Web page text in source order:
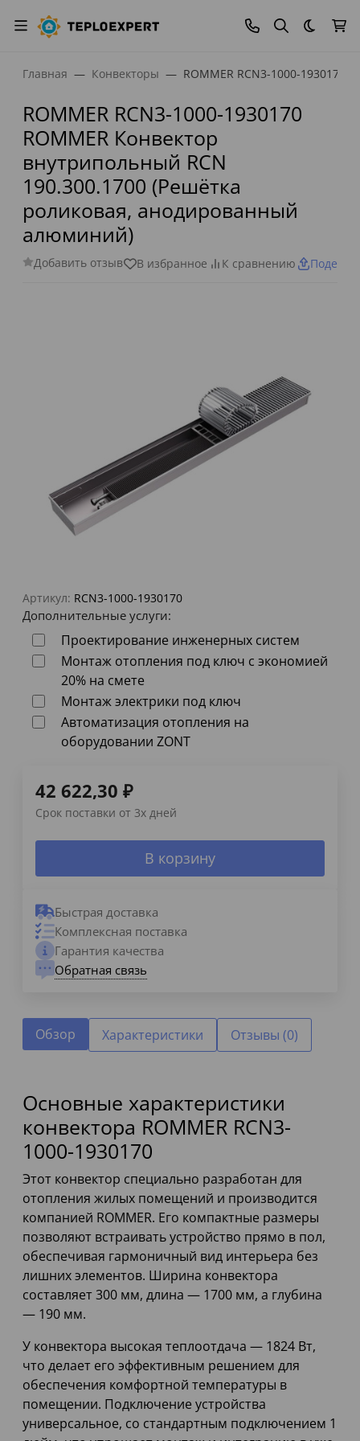
Темная
Главная Конвекторы ROMMER RCN3-1000-1930170
ROMMER RCN3-1000-1930170
ROMMER Конвектор
внутрипольный RCN
190.300.1700 (Решётка
роликовая, анодированный
алюминий)
Добавить отзыв В избранное К сравнению
Артикул: RCN3-1000-1930170
Дополнительные услуги:
Проектирование инженерных систем
Монтаж отопления под ключ с экономией
20% на смете
Монтаж электрики под ключ
Автоматизация отопления на
оборудовании ZONT
42 622,30 ₽
Срок поставки от 3х дней
В корзину
Быстрая доставка
Комплексная поставка
Гарантия качества
Обратная связь
Обзор Характеристики Отзывы (0)
Основные характеристики
конвектора ROMMER RCN3-
1000-1930170
Этот конвектор специально разработан для
отопления жилых помещений и производится
компанией ROMMER. Его компактные размеры
позволяют встраивать устройство прямо в пол,
обеспечивая гармоничный вид интерьера без
лишних элементов. Ширина конвектора
составляет 300 мм, длина — 1700 мм, а глубина
— 190 мм.
У конвектора высокая теплоотдача — 1824 Вт,
что делает его эффективным решением для
обеспечения комфортной температуры в
помещении. Подключение устройства
универсальное, со стандартным подключением 1